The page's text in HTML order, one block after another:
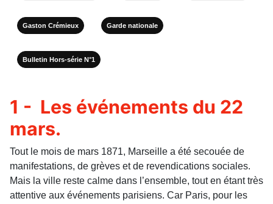
Gaston Crémieux Garde nationale
Bulletin Hors-série N°1
1 - Les événements du 22
mars.
Tout le mois de mars 1871, Marseille a été secouée de
manifestations, de grèves et de revendications sociales.
Mais la ville reste calme dans l’ensemble, tout en étant très
attentive aux événements parisiens. Car Paris, pour les